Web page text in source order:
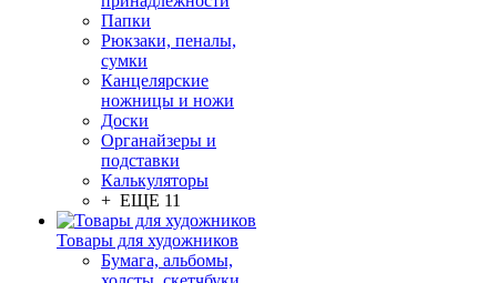
Папки
Рюкзаки, пеналы,
сумки
Канцелярские
ножницы и ножи
Доски
Органайзеры и
подставки
Калькуляторы
+ ЕЩЕ 11
Товары для художников
Бумага, альбомы,